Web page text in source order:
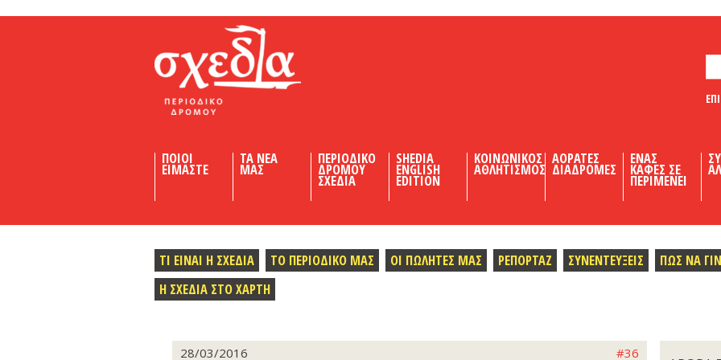
ΠΟΙΟΙ
ΕΙΜΑΣΤΕ
ΤΑ ΝΕΑ
ΜΑΣ
ΠΕΡΙΟΔΙΚΟ
ΔΡΟΜΟΥ
ΣΧΕΔΙΑ
SHEDIA
ENGLISH
EDITION
ΚΟΙΝΩΝΙΚΟΣ
ΑΘΛΗΤΙΣΜΟΣ
ΑΟΡΑΤΕΣ
ΔΙΑΔΡΟΜΕΣ
ΕΝΑΣ
ΚΑΦΕΣ ΣΕ
ΠΕΡΙΜΕΝΕΙ
ΤΙ ΕΙΝΑΙ Η ΣΧΕΔΙΑ ΤΟ ΠΕΡΙΟΔΙΚΟ ΜΑΣ ΟΙ ΠΩΛΗΤΕΣ ΜΑΣ ΡΕΠΟΡΤΑΖ ΣΥΝΕΝΤΕΥΞΕΙΣ
ΠΩΣ ΝΑ
Η ΣΧΕΔΙΑ ΣΤΟ ΧΑΡΤΗ
28/03/2016 #36